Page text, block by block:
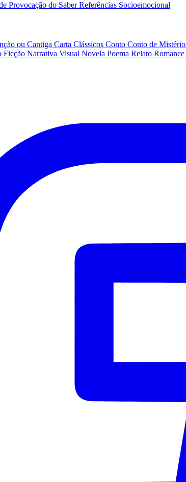
Provocação do SaberReferências Socioemocional
ou Cantiga Carta Clássicos Conto Conto de Mistério
Ficção Narrativa Visual Novela Poema Relato Romance